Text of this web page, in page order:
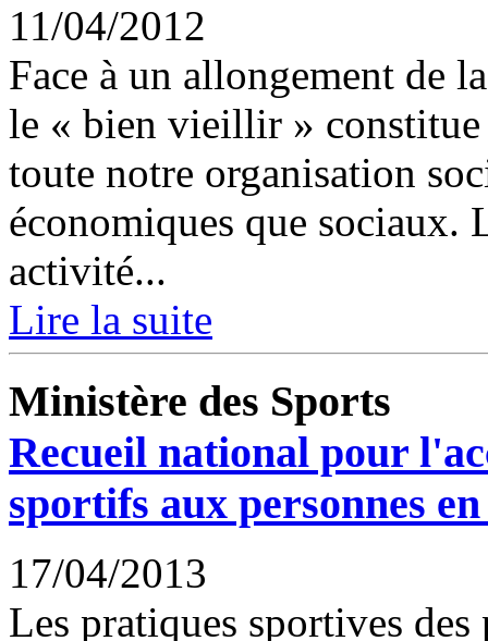
11/04/2012
Face à un allongement de
le « bien vieillir »
toute notre organisation
économiques que sociaux.
activité...
Lire la suite
Ministère des Sports
Recueil national pour
sportifs aux personnes
17/04/2013
Les pratiques sportives